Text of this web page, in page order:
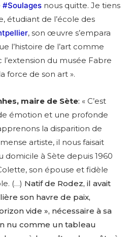
et conditions
#Soulages nous quitte. Je tiens
étudiant de l’école des
, son œuvre s’empara
l’histoire de l’art comme
l’extension du musée Fabre
force de son art ».
maire de Sète: « C’est
émotion et une profonde
la disparition de
artiste, il nous faisait
domicile à Sète depuis 1960
son épouse et fidèle
(…) Natif de Rodez, il avait
son havre de paix,
vide », nécessaire à sa
nu comme un tableau